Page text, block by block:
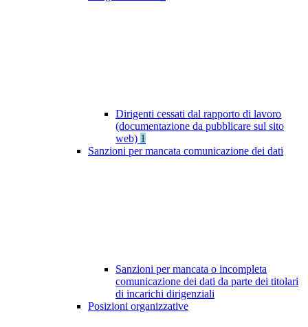
Dirigenti cessati dal rapporto di lavoro
(documentazione da pubblicare sul sito
web) 1
Sanzioni per mancata comunicazione dei dati
Sanzioni per mancata o incompleta
comunicazione dei dati da parte dei titolari
di incarichi dirigenziali
Posizioni organizzative